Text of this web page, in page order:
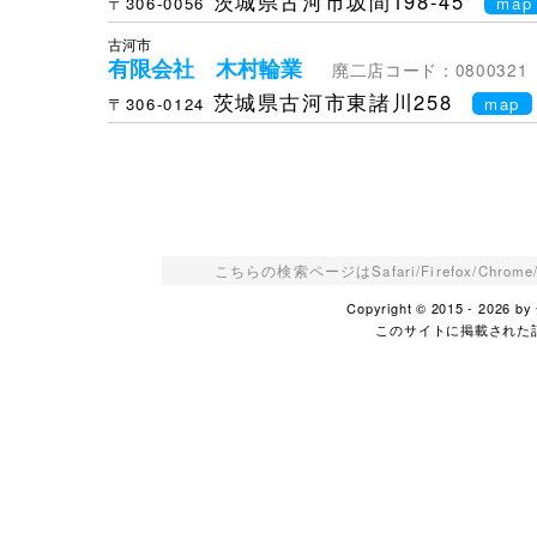
古河市
有限会社 木村輪業
廃二店コード：0800321
〒306-0124 茨城県古河市東諸川258 map
こちらの検索ページはSafari/Firefox/
Copyright © 2015 - 2026 by
このサイトに掲載され